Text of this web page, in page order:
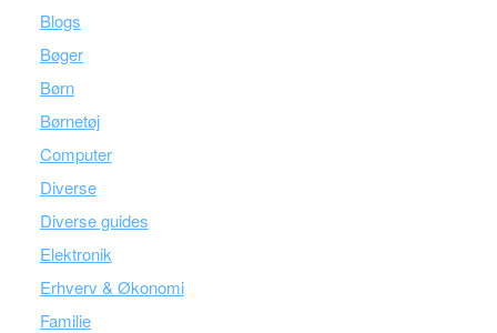
Blogs
Bøger
Børn
Børnetøj
Computer
Diverse
Diverse guides
Elektronik
Erhverv & Økonomi
Familie